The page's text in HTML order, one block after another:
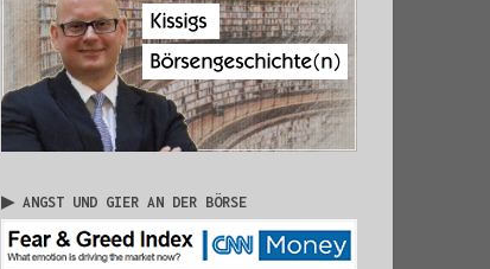
▶ ANGST UND GIER AN DER BÖRSE